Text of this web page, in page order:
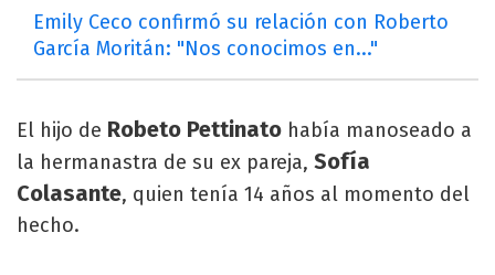
Emily Ceco confirmó su relación con Roberto
García Moritán: "Nos conocimos en..."
El hijo de Robeto Pettinato había manoseado a
la hermanastra de su ex pareja, Sofía
Colasante, quien tenía 14 años al momento del
hecho.